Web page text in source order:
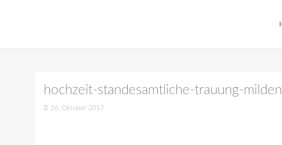
hochzeit-standesamtliche-trauung-
26. Oktober 2017